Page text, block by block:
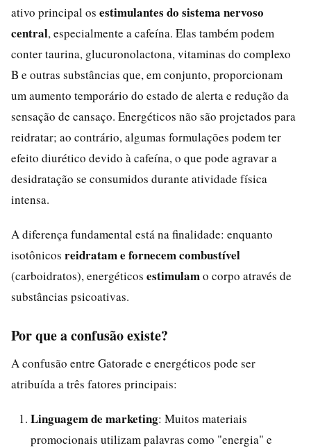
ativo principal os estimulantes do sistema nervoso
central, especialmente a cafeína. Elas também podem
conter taurina, glucuronolactona, vitaminas do complexo
B e outras substâncias que, em conjunto, proporcionam
um aumento temporário do estado de alerta e redução da
sensação de cansaço. Energéticos não são projetados para
reidratar; ao contrário, algumas formulações podem ter
efeito diurético devido à cafeína, o que pode agravar a
desidratação se consumidos durante atividade física
intensa.
A diferença fundamental está na finalidade: enquanto
isotônicos reidratam e fornecem combustível
(carboidratos), energéticos estimulamo corpo através de
substâncias psicoativas.
Por que a confusão existe?
A confusão entre Gatorade e energéticos pode ser
atribuída a três fatores principais:
Linguagem de marketing: Muitos materiais
promocionais utilizam palavras como "energia" e